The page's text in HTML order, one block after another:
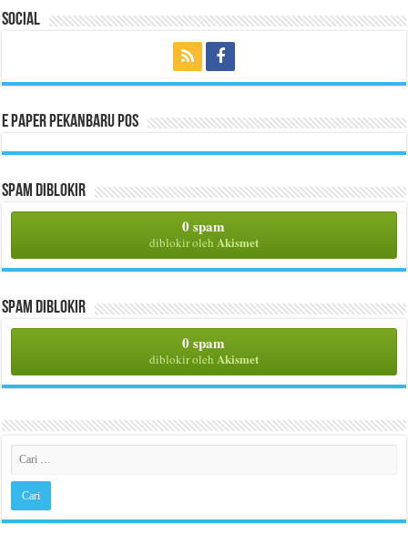
Social
E Paper Pekanbaru Pos
Spam Diblokir
0 spam
diblokir oleh Akismet
Spam Diblokir
0 spam
diblokir oleh Akismet